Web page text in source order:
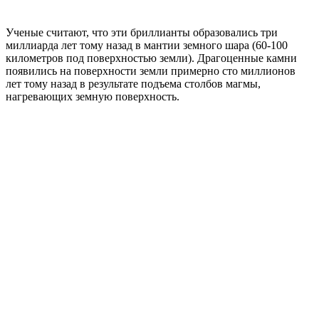
Ученые считают, что эти бриллианты образовались три
миллиарда лет тому назад в мантии земного шара (60-100
километров под поверхностью земли). Драгоценные камни
появились на поверхности земли примерно сто миллионов
лет тому назад в результате подъема столбов магмы,
нагревающих земную поверхность.